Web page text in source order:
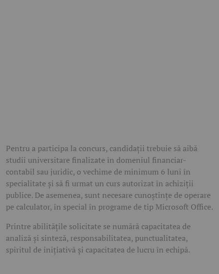
Pentru a participa la concurs, candidații trebuie să aibă
studii universitare finalizate în domeniul financiar-
contabil sau juridic, o vechime de minimum 6 luni în
specialitate și să fi urmat un curs autorizat în achiziții
publice. De asemenea, sunt necesare cunoștințe de operare
pe calculator, în special în programe de tip Microsoft Office.
Printre abilitățile solicitate se numără capacitatea de
analiză și sinteză, responsabilitatea, punctualitatea,
spiritul de inițiativă și capacitatea de lucru în echipă.